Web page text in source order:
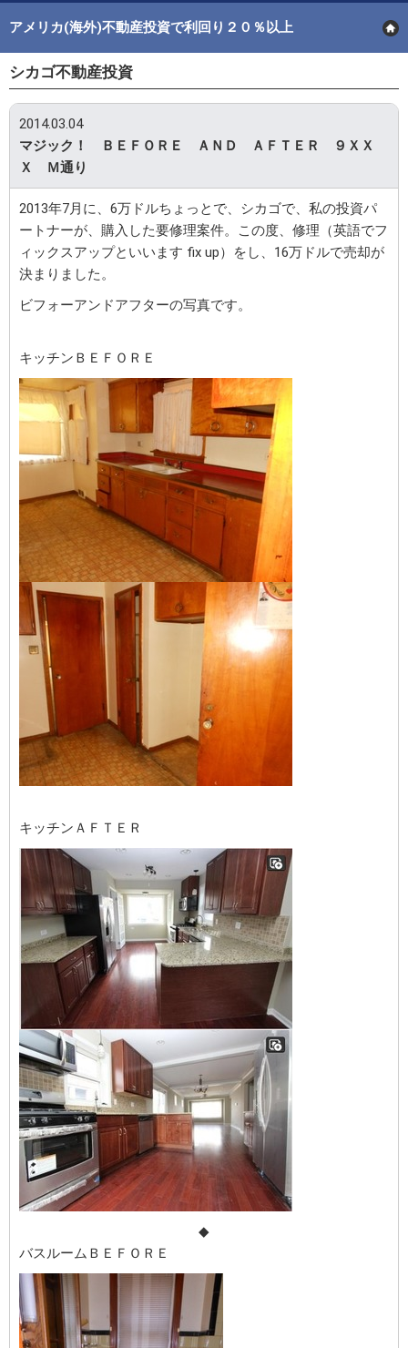
アメリカ(海外)不動産投資で利回り２０％以上
シカゴ不動産投資
2014.03.04
マジック！ ＢＥＦＯＲＥ ＡＮＤ ＡＦＴＥＲ ９ＸＸ
Ｘ Ｍ通り
2013年7月に、6万ドルちょっとで、シカゴで、私の投資パ
ートナーが、購入した要修理案件。この度、修理（英語でフ
ィックスアップといいます fix up）をし、16万ドルで売却が
決まりました。
ビフォーアンドアフターの写真です。
キッチンＢＥＦＯＲＥ
キッチンＡＦＴＥＲ
◆
バスルームＢＥＦＯＲＥ